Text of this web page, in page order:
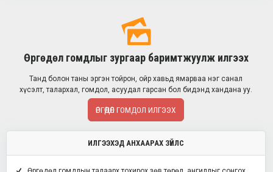
Өргөдөл гомдлыг зургаар баримтжуулж илгээх
Танд болон таны эргэн тойрон, ойр хавьд ямарваа нэг санал
хүсэлт, талархал, гомдол, асуудал гарсан бол бидэнд хандана уу.
ӨРГӨДӨЛ ГОМДОЛ ИЛГЭЭХ
ИЛГЭЭХЭД АНХААРАХ ЗҮЙЛС